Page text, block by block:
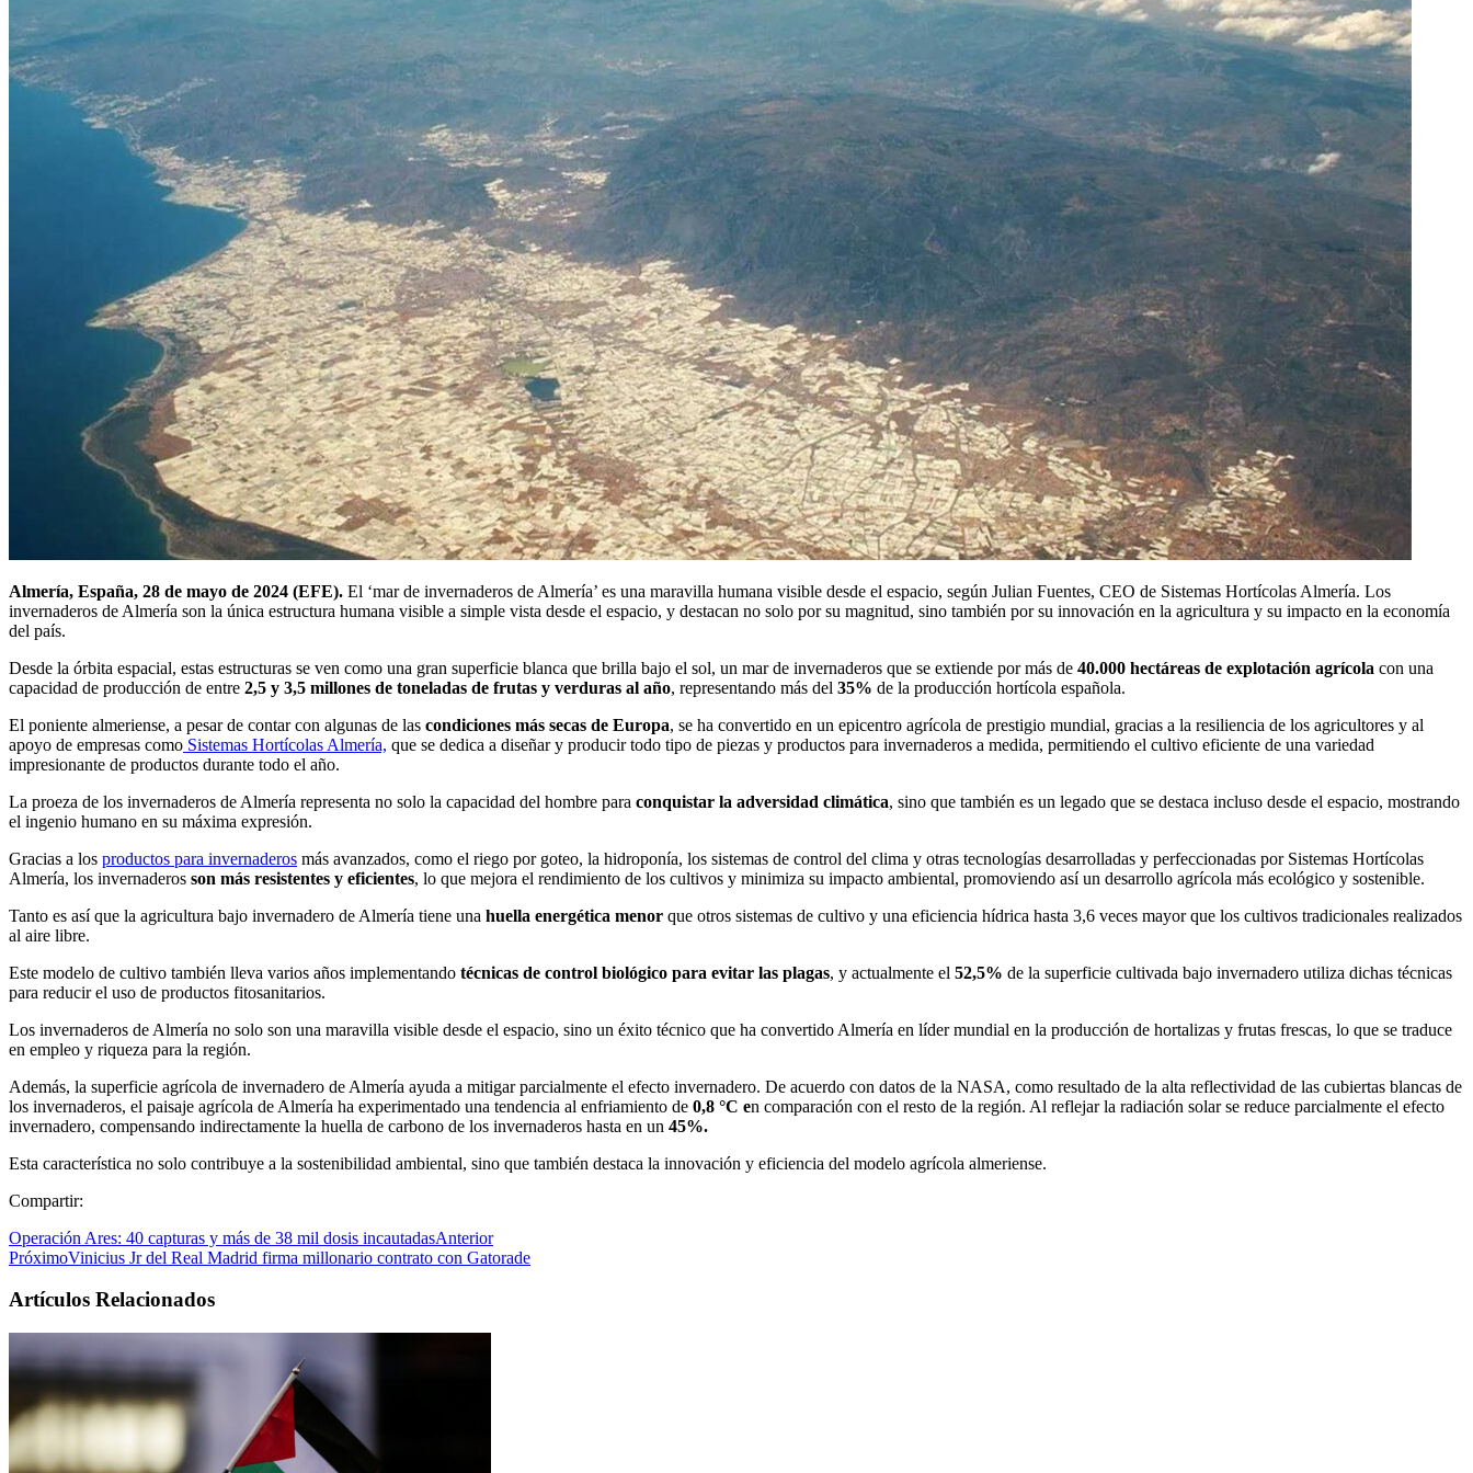
Almería, España, 28 de mayo de 2024 (EFE). El ‘mar de invernaderos de Almería’ es una maravilla humana visible desde el espacio, según Julian Fuentes, CEO de Sistemas Hortícolas Almería. Los
invernaderos de Almería son la única estructura humana visible a simple vista desde el espacio, y destacan no solo por su magnitud, sino también por su innovación en la agricultura y su impacto en la economía
del país.
Desde la órbita espacial, estas estructuras se ven como una gran superficie blanca que brilla bajo el sol, un mar de invernaderos que se extiende por más de 40.000 hectáreas de explotación agrícola con una
capacidad de producción de entre 2,5 y 3,5 millones de toneladas de frutas y verduras al año, representando más del 35% de la producción hortícola española.
El poniente almeriense, a pesar de contar con algunas de las condiciones más secas de Europa, se ha convertido en un epicentro agrícola de prestigio mundial, gracias a la resiliencia de los agricultores y al
apoyo de empresas como Sistemas Hortícolas Almería, que se dedica a diseñar y producir todo tipo de piezas y productos para invernaderos a medida, permitiendo el cultivo eficiente de una variedad
impresionante de productos durante todo el año.
La proeza de los invernaderos de Almería representa no solo la capacidad del hombre para conquistar la adversidad climática, sino que también es un legado que se destaca incluso desde el espacio, mostrando
el ingenio humano en su máxima expresión.
Gracias a los productos para invernaderos más avanzados, como el riego por goteo, la hidroponía, los sistemas de control del clima y otras tecnologías desarrolladas y perfeccionadas por Sistemas Hortícolas
Almería, los invernaderos son más resistentes y eficientes, lo que mejora el rendimiento de los cultivos y minimiza su impacto ambiental, promoviendo así un desarrollo agrícola más ecológico y sostenible.
Tanto es así que la agricultura bajo invernadero de Almería tiene una huella energética menor que otros sistemas de cultivo y una eficiencia hídrica hasta 3,6 veces mayor que los cultivos tradicionales realizados
al aire libre.
Este modelo de cultivo también lleva varios años implementando técnicas de control biológico para evitar las plagas, y actualmente el 52,5% de la superficie cultivada bajo invernadero utiliza dichas técnicas
para reducir el uso de productos fitosanitarios.
Los invernaderos de Almería no solo son una maravilla visible desde el espacio, sino un éxito técnico que ha convertido Almería en líder mundial en la producción de hortalizas y frutas frescas, lo que se traduce
en empleo y riqueza para la región.
Además, la superficie agrícola de invernadero de Almería ayuda a mitigar parcialmente el efecto invernadero. De acuerdo con datos de la NASA, como resultado de la alta reflectividad de las cubiertas blancas de
los invernaderos, el paisaje agrícola de Almería ha experimentado una tendencia al enfriamiento de 0,8 °C en comparación con el resto de la región. Al reflejar la radiación solar se reduce parcialmente el efecto
invernadero, compensando indirectamente la huella de carbono de los invernaderos hasta en un 45%.
Esta característica no solo contribuye a la sostenibilidad ambiental, sino que también destaca la innovación y eficiencia del modelo agrícola almeriense.
Compartir:
Operación Ares: 40 capturas y más de 38 mil dosis incautadasAnterior
PróximoVinicius Jr del Real Madrid firma millonario contrato con Gatorade
Artículos Relacionados